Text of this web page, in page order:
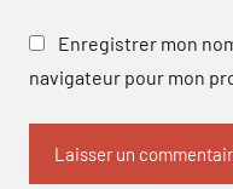
Enregistrer mon
navigateur pour mon